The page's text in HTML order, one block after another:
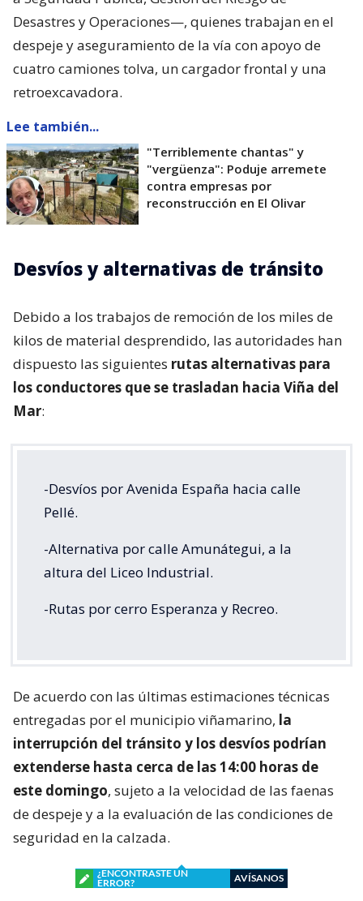
Desastres y Operaciones—, quienes trabajan en el
despeje y aseguramiento de la vía con apoyo de
cuatro camiones tolva, un cargador frontal y una
retroexcavadora.
Lee también...
"Terriblemente chantas" y
"vergüenza": Poduje arremete
contra empresas por
reconstrucción en El Olivar
Desvíos y alternativas de tránsito
Debido a los trabajos de remoción de los miles de
kilos de material desprendido, las autoridades han
dispuesto las siguientes rutas alternativas para
los conductores que se trasladan hacia Viña del
Mar:
-Desvíos por Avenida España hacia calle
Pellé.
-Alternativa por calle Amunátegui, a la
altura del Liceo Industrial.
-Rutas por cerro Esperanza y Recreo.
De acuerdo con las últimas estimaciones técnicas
entregadas por el municipio viñamarino, la
interrupción del tránsito y los desvíos podrían
extenderse hasta cerca de las 14:00 horas de
este domingo, sujeto a la velocidad de las faenas
de despeje y a la evaluación de las condiciones de
seguridad en la calzada.
¿ENCONTRASTE UN
ERROR?
AVÍSANOS